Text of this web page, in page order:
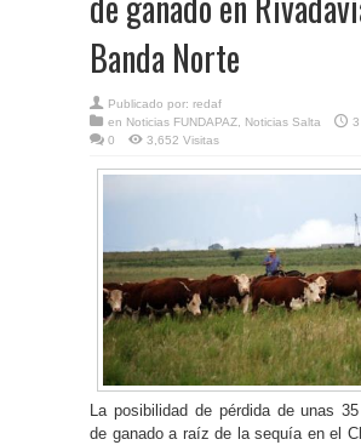
Banda Norte
Publicado por: redaf
en Noticias FUNDAPAZ Noticias Salta
0
3,652 Visitas
La posibilidad de pérdida de unas
de ganado a raíz de la sequía en el